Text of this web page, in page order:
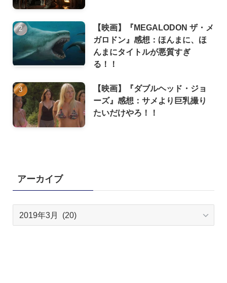
【映画】『MEGALODON ザ・メ
ガロドン』感想：ほんまに、ほ
んまにタイトルが悪質すぎ
る！！
【映画】『ダブルヘッド・ジョ
ーズ』感想：サメより巨乳撮り
たいだけやろ！！
アーカイブ